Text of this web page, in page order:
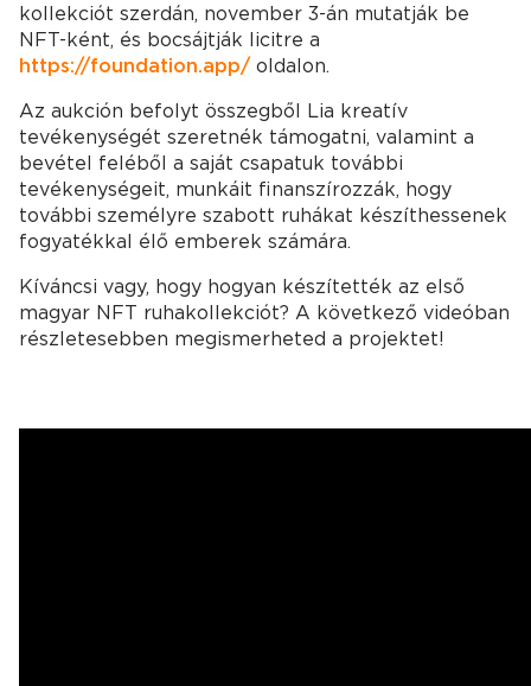
kollekciót szerdán, november 3-án mutatják be
NFT-ként, és bocsájtják licitre a
https://foundation.app/ oldalon.
Az aukción befolyt összegből Lia kreatív
tevékenységét szeretnék támogatni, valamint a
bevétel feléből a saját csapatuk további
tevékenységeit, munkáit finanszírozzák, hogy
további személyre szabott ruhákat készíthessenek
fogyatékkal élő emberek számára.
Kíváncsi vagy, hogy hogyan készítették az első
magyar NFT ruhakollekciót? A következő videóban
részletesebben megismerheted a projektet!